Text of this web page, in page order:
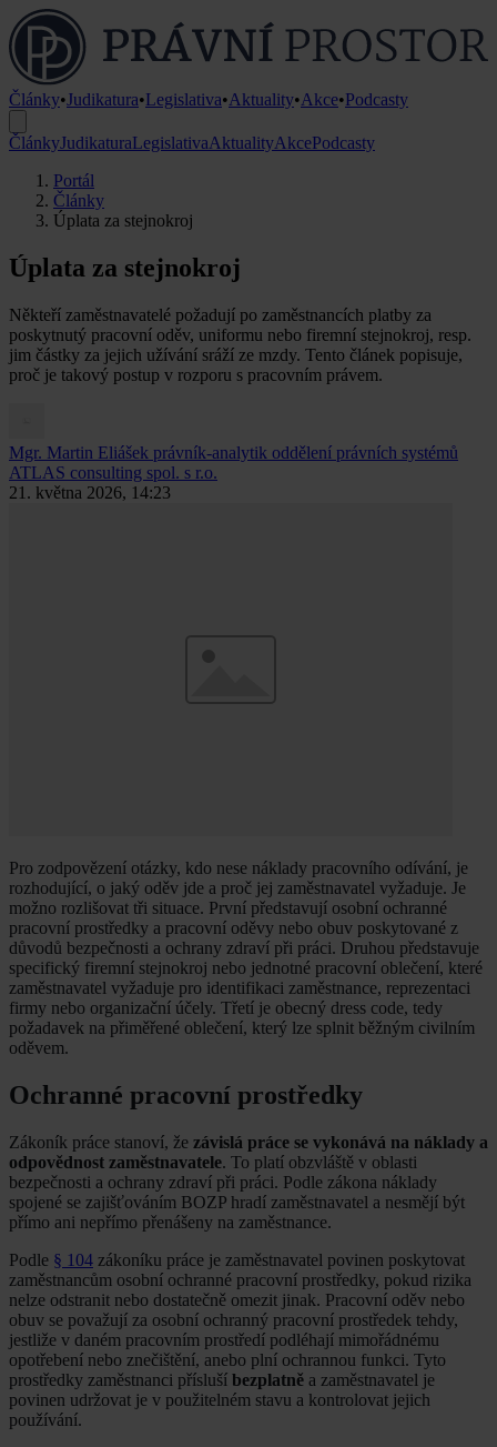
Články•Judikatura•Legislativa•Aktuality•Akce•Podcasty
ČlánkyJudikaturaLegislativaAktualityAkcePodcasty
Portál
Články
Úplata za stejnokroj
Úplata za stejnokroj
Někteří zaměstnavatelé požadují po zaměstnancích platby za
poskytnutý pracovní oděv, uniformu nebo firemní stejnokroj, resp.
jim částky za jejich užívání sráží ze mzdy. Tento článek popisuje,
proč je takový postup v rozporu s pracovním právem.
Mgr. Martin Eliášek právník-analytik oddělení právních systémů
ATLAS consulting spol. s r.o.
21. května 2026, 14:23
Pro zodpovězení otázky, kdo nese náklady pracovního odívání, je
rozhodující, o jaký oděv jde a proč jej zaměstnavatel vyžaduje. Je
možno rozlišovat tři situace. První představují osobní ochranné
pracovní prostředky a pracovní oděvy nebo obuv poskytované z
důvodů bezpečnosti a ochrany zdraví při práci. Druhou představuje
specifický firemní stejnokroj nebo jednotné pracovní oblečení, které
zaměstnavatel vyžaduje pro identifikaci zaměstnance, reprezentaci
firmy nebo organizační účely. Třetí je obecný dress code, tedy
požadavek na přiměřené oblečení, který lze splnit běžným civilním
oděvem.
Ochranné pracovní prostředky
Zákoník práce stanoví, že závislá práce se vykonává na náklady a
odpovědnost zaměstnavatele. To platí obzvláště v oblasti
bezpečnosti a ochrany zdraví při práci. Podle zákona náklady
spojené se zajišťováním BOZP hradí zaměstnavatel a nesmějí být
přímo ani nepřímo přenášeny na zaměstnance.
Podle § 104 zákoníku práce je zaměstnavatel povinen poskytovat
zaměstnancům osobní ochranné pracovní prostředky, pokud rizika
nelze odstranit nebo dostatečně omezit jinak. Pracovní oděv nebo
obuv se považují za osobní ochranný pracovní prostředek tehdy,
jestliže v daném pracovním prostředí podléhají mimořádnému
opotřebení nebo znečištění, anebo plní ochrannou funkci. Tyto
prostředky zaměstnanci přísluší bezplatně a zaměstnavatel je
povinen udržovat je v použitelném stavu a kontrolovat jejich
používání.